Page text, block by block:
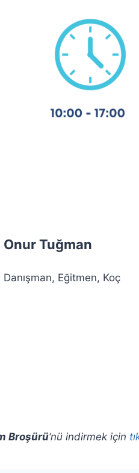
Onur Tuğman
Danışman, Eğitmen, Koç
Broşürü‘nü indirmek için